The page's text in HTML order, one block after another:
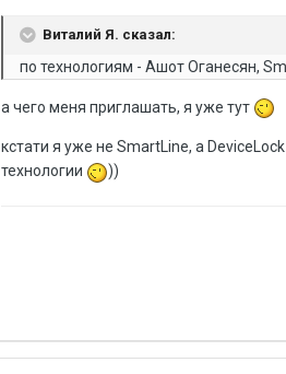
Виталий Я. сказал:
по технологиям - Ашот Оганесян,
а чего меня приглашать, я уже тут
кстати я уже не SmartLine, а
технологии
))